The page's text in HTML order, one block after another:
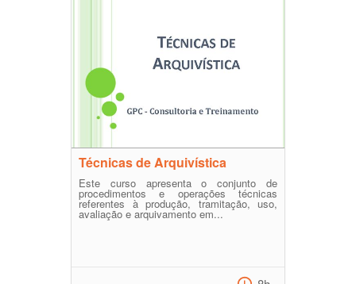
Técnicas de Arquivística
Este curso apresenta o conjunto de
procedimentos e operações técnicas
referentes à produção, tramitação, uso,
avaliação e arquivamento em...